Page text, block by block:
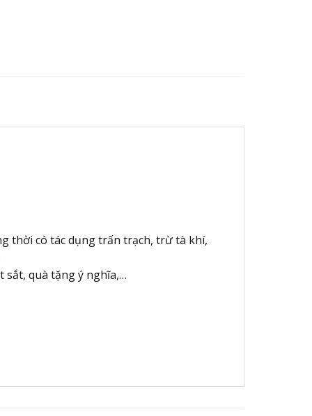
thời có tác dụng trấn trạch, trừ tà khí,
sắt, quà tặng ý nghĩa,…